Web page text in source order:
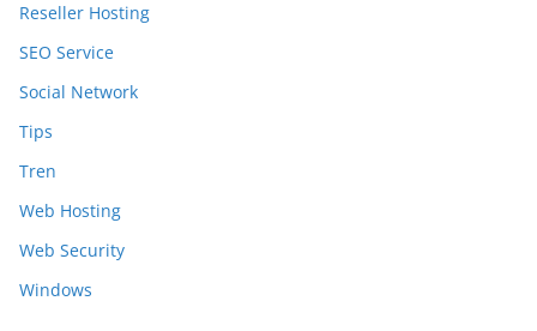
Reseller Hosting
SEO Service
Social Network
Tips
Tren
Web Hosting
Web Security
Windows